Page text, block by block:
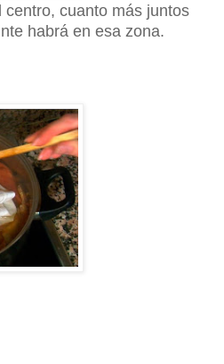
cuanto más juntos
habrá en esa zona.